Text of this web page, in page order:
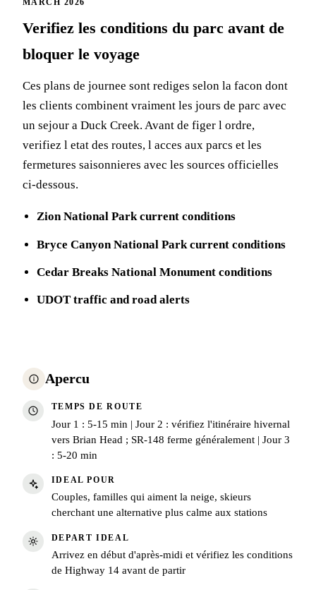
MARCH 2026
Verifiez les conditions du parc avant de
bloquer le voyage
Ces plans de journee sont rediges selon la facon dont
les clients combinent vraiment les jours de parc avec
un sejour a Duck Creek. Avant de figer l ordre,
verifiez l etat des routes, l acces aux parcs et les
fermetures saisonnieres avec les sources officielles
ci-dessous.
Zion National Park current conditions
Bryce Canyon National Park current conditions
Cedar Breaks National Monument conditions
UDOT traffic and road alerts
Apercu
TEMPS DE ROUTE
Jour 1 : 5-15 min | Jour 2 : vérifiez l'itinéraire hivernal
vers Brian Head ; SR-148 ferme généralement | Jour 3
: 5-20 min
IDEAL POUR
Couples, familles qui aiment la neige, skieurs
cherchant une alternative plus calme aux stations
DEPART IDEAL
Arrivez en début d'après-midi et vérifiez les conditions
de Highway 14 avant de partir